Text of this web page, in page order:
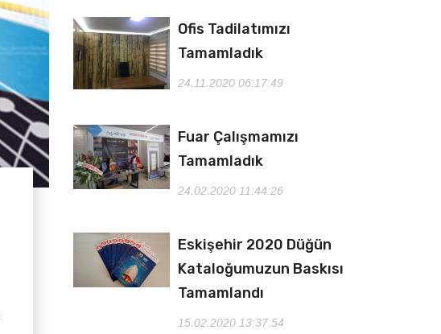
Ofis Tadilatımızı
Tamamladık
24.11.2020 06:17:49
Fuar Çalışmamızı
Tamamladık
24.02.2020 11:44:26
Eskişehir 2020 Düğün
Kataloğumuzun Baskısı
Tamamlandı
15.02.2020 13:37:54